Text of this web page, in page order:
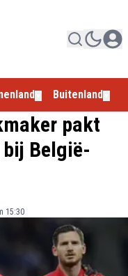
Buitenland
pakt
België-
15:30